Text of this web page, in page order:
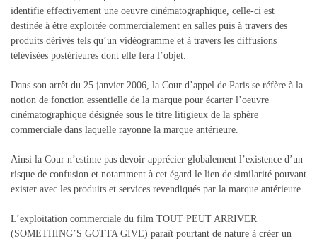
identifie effectivement une oeuvre cinématographique, celle-ci est
destinée à être exploitée commercialement en salles puis à travers des
produits dérivés tels qu’un vidéogramme et à travers les diffusions
télévisées postérieures dont elle fera l’objet.
Dans son arrêt du 25 janvier 2006, la Cour d’appel de Paris se réfère à la
notion de fonction essentielle de la marque pour écarter l’oeuvre
cinématographique désignée sous le titre litigieux de la sphère
commerciale dans laquelle rayonne la marque antérieure.
Ainsi la Cour n’estime pas devoir apprécier globalement l’existence d’un
risque de confusion et notamment à cet égard le lien de similarité pouvant
exister avec les produits et services revendiqués par la marque antérieure.
L’exploitation commerciale du film TOUT PEUT ARRIVER
(SOMETHING’S GOTTA GIVE) paraît pourtant de nature à créer un